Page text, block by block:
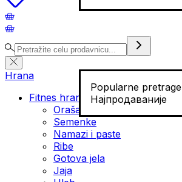
Popularne pretrage
Најпродаваније
Hrana
Fitnes hrana
Orašasti plodovi
Semenke
Namazi i paste
Ribe
Gotova jela
Јаја